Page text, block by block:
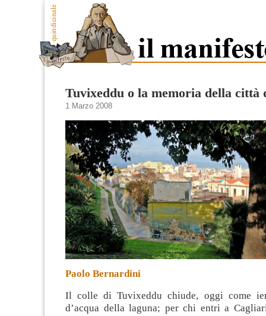
Tuvixeddu o la memoria della città
1 Marzo 2008
Paolo Bernardini
Il colle di Tuvixeddu chiude, oggi come
d’acqua della laguna; per chi entri a